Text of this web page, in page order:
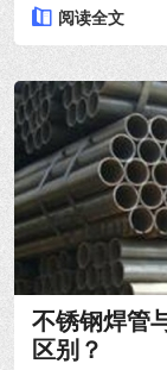
阅读全文
不锈钢焊管
区别？